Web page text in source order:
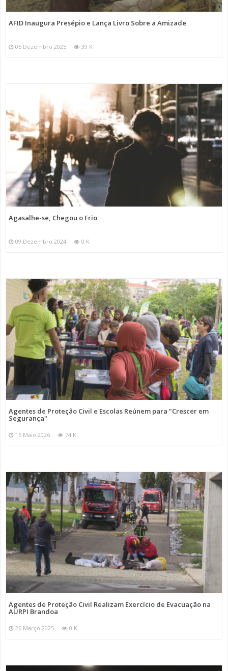
AFID Inaugura Presépio e Lança Livro Sobre a Amizade
05 Dezembro 2025 39 K
Agasalhe-se, Chegou o Frio
09 Dezembro 2024 0 K
Agentes de Proteção Civil e Escolas Reúnem para "Crescer em
Segurança"
15 Maio 2026 74 K
Agentes de Proteção Civil Realizam Exercício de Evacuação na
AURPI Brandoa
26 Março 2025 0 K